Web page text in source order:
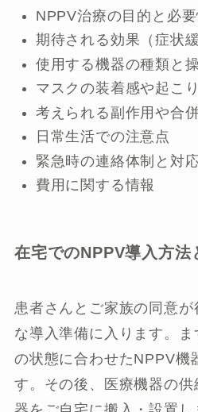
NPPV治療の目的と必要
期待される効果（症状
使用する機器の種類と
マスクの装着感や起こ
考えられる副作用や合
日常生活での注意点
緊急時の連絡体制と対
費用に関する情報
在宅でのNPPV導入方法
患者さんとご家族の同意
な導入準備に入ります。
の状態に合わせたNPPV機
す。その後、医療機器の